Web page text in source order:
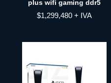
plus wifi gaming ddr5
$1,299,480 + IVA